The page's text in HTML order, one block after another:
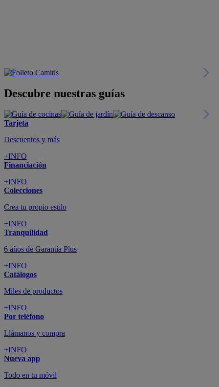
Descubre nuestras guías
Tarjeta
Descuentos y más
+INFO
Financiación
+INFO
Colecciones
Crea tu propio estilo
+INFO
Tranquilidad
6 años de Garantía Plus
+INFO
Catálogos
Miles de productos
+INFO
Por teléfono
Llámanos y compra
+INFO
Nueva app
Todo en tu móvil